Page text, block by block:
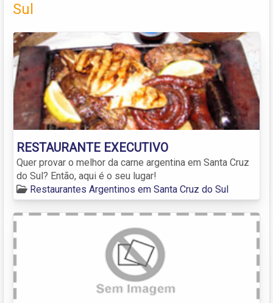
Sul
RESTAURANTE EXECUTIVO
Quer provar o melhor da carne argentina em Santa Cruz
do Sul? Então, aqui é o seu lugar!
Restaurantes Argentinos em Santa Cruz do Sul